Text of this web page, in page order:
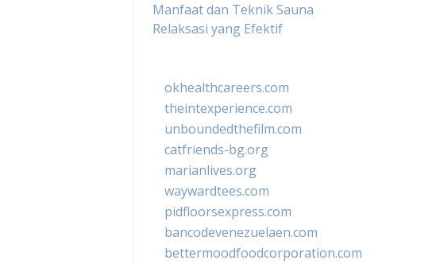
Manfaat dan Teknik Sauna
Relaksasi yang Efektif
okhealthcareers.com
theintexperience.com
unboundedthefilm.com
catfriends-bg.org
marianlives.org
waywardtees.com
pidfloorsexpress.com
bancodevenezuelaen.com
bettermoodfoodcorporation.com